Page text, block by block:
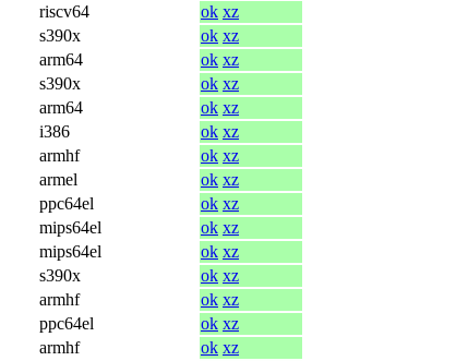
riscv64 ok xz
s390x ok xz
arm64 ok xz
s390x ok xz
arm64 ok xz
i386 ok xz
armhf ok xz
armel ok xz
ppc64el ok xz
mips64el ok xz
mips64el ok xz
s390x ok xz
armhf ok xz
ppc64el ok xz
armhf ok xz